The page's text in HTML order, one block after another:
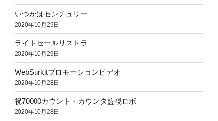
いつかはセンチュリー
2020年10月29日
ライトセールリストラ
2020年10月29日
WebSurkitプロモーションビデオ
2020年10月28日
祝70000カウント・カウンタ監視ロボ
2020年10月28日